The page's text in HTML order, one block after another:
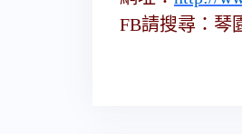
FB請搜尋：琴